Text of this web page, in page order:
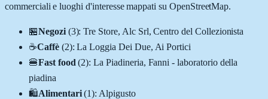
commerciali e luoghi d'interesse mappati su OpenStreetMap.
🏪Negozi (3):Tre Store, Alc Srl, Centro del Collezionista
☕Caffè (2):La Loggia Dei Due, Ai Portici
🍔Fast food (2):La Piadineria, Fanni - laboratorio della
piadina
🛍️Alimentari (1): Alpigusto